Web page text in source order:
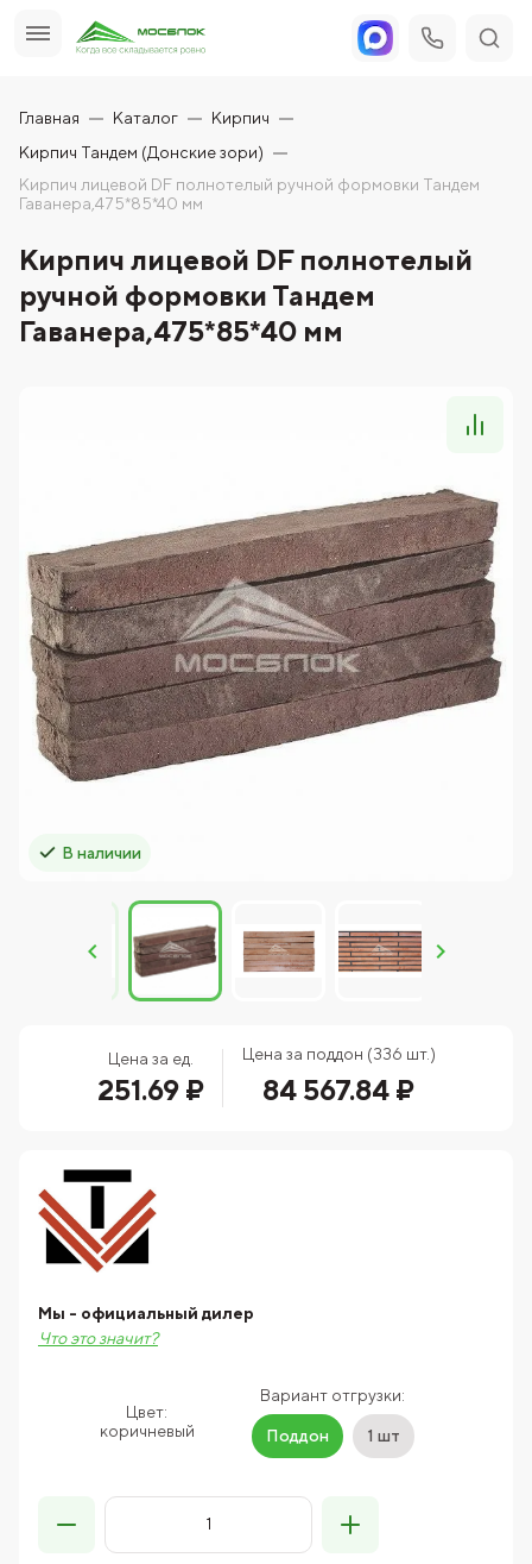
Главная Каталог
Кирпич
Кирпич Тандем (Донские зори)
Кирпич лицевой DF полнотелый ручной формовки Тандем
Гаванера,475*85*40 мм
Кирпич лицевой DF полнотелый
ручной формовки Тандем
Гаванера,475*85*40 мм
В наличии
Цена за ед.
251.69 ₽
Цена за поддон (336 шт.)
84 567.84 ₽
Цвет:
коричневый
Вариант отгрузки:
Поддон 1 шт
Мы - официальный дилер
Что это значит?